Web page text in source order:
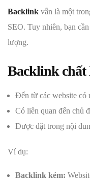
Backlink vẫn là một
SEO. Tuy nhiên, bạn
lượng.
Backlink chất
Đến từ các website
Có liên quan đến chủ
Được đặt trong nội
Ví dụ:
Backlink kém: